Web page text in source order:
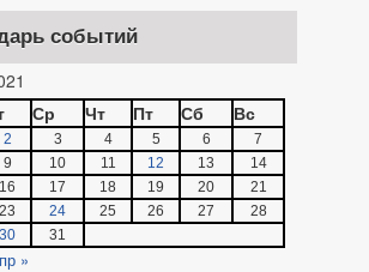
ПОСТАНОВЛЕНИЯ МЭРИИ
ПУБЛИЧНЫЕ СЛУШАНИЯ
событий
Ср Чт Пт Сб Вс
2 3 4 5 6
7
9 10 11 12 13
14
16 17 18 19 20
21
23 24 25 26 27
28
30 31
»